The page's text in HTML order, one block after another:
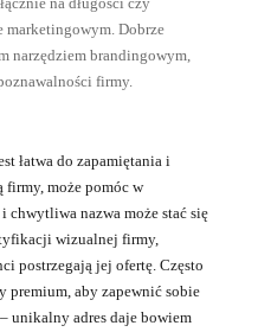
marketingowym. Dobrze
narzędziem brandingowym,
firmy.
łatwa do zapamiętania i
firmy, może pomóc w
chwytliwa nazwa może stać się
wizualnej firmy,
postrzegają jej ofertę. Często
premium, aby zapewnić sobie
unikalny adres daje bowiem